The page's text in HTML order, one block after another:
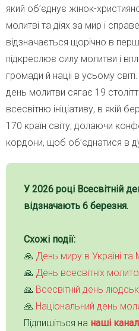
який об’єднує жінок-
молитві та діях за мир і
відзначається щорічно в
підкреслює силу молитви і
громади й нації в усьому
день молитви сягає 19
всесвітню ініціативу, в якій
170 країн світу, долаючи
кордони, щоб об’єднатися в
У 2026 році Всесвітній
відзначають 6 березня.
Схожі події:
🙏 День миру в Україні
🙏 День всесвітніх
🙏 Всесвітній день
🙏 Національний день
Підпишіться на наші